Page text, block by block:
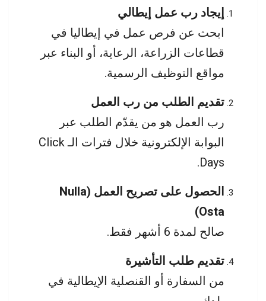
إيجاد رب عمل إيطالي
ابحث عن فرص عمل في إيطاليا في
قطاعات الزراعة، الرعاية، أو البناء عبر
مواقع التوظيف الرسمية.
تقديم الطلب من رب العمل
رب العمل هو من يقدّم الطلب عبر
البوابة الإلكترونية خلال فترات الـ Click
Days.
الحصول على تصريح العمل (Nulla
Osta)
صالح لمدة 6 أشهر فقط.
تقديم طلب التأشيرة
من السفارة أو القنصلية الإيطالية في